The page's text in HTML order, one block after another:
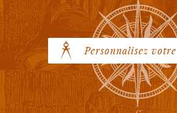
Personnalisez